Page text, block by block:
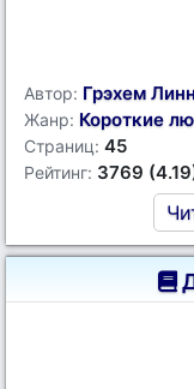
Автор: Грэхем Линн
Жанр: Короткие
Страниц: 45
Рейтинг: 3769